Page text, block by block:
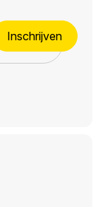
Inschrijven